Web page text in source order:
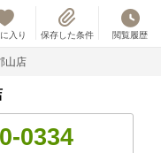
入り 保存した条件 閲覧履歴
山店
0334